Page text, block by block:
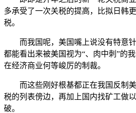
多承受了一次关税的提高，比拟日韩
税。
而我国呢，美国嘴上说没有特意针
都能看出来被美国视为“、肉中刺”的
在经济商业何等峻厉的制裁。
而这些刚好根基都正在我国反制美
税的列表傍边，再加上国内找矿工做
破。